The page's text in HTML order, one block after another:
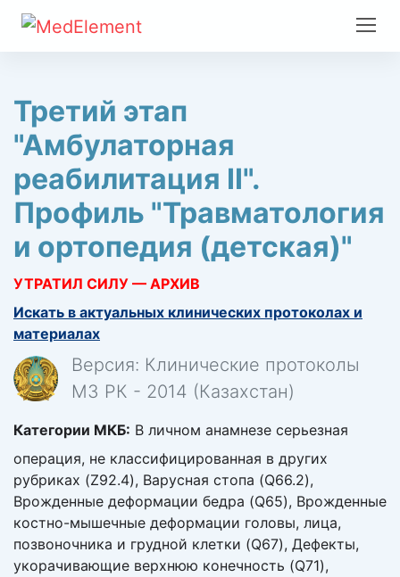
Третий этап
"Амбулаторная
реабилитация II".
Профиль "Травматология
и ортопедия (детская)"
УТРАТИЛ СИЛУ — АРХИВ
Искать в актуальных клинических протоколах и
материалах
Версия: Клинические протоколы
МЗ РК - 2014 (Казахстан)
Категории МКБ: В личном анамнезе серьезная
операция, не классифицированная в других
рубриках (Z92.4), Варусная стопа (Q66.2),
Врожденные деформации бедра (Q65), Врожденные
костно-мышечные деформации головы, лица,
позвоночника и грудной клетки (Q67), Дефекты,
укорачивающие верхнюю конечность (Q71),